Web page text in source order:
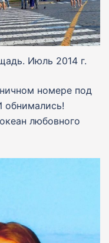
Июль 2014 г.
номере под
обнимались!
любовного